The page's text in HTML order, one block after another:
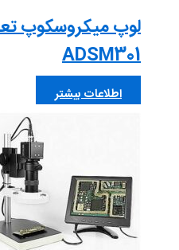
لوپ میکروسکوپ
ADSM301
اطلاعات بیشتر